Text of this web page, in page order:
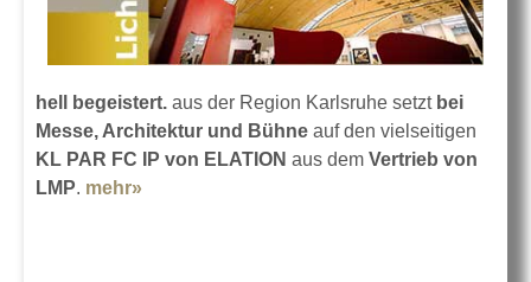
hell begeistert. aus der Region Karlsruhe setztbei
Messe, Architektur und Bühne auf den vielseitigen
KL PAR FC IP von ELATION aus dem Vertrieb von
LMP. mehr»